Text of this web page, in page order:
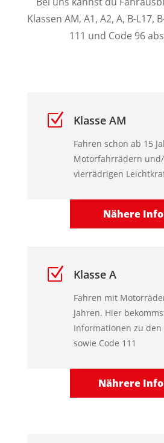
Klassen AM, A1, A2, A, B-L17,
111 und Code 96
Z Klasse AM
Fahren schon ab 15
Motorfahrrädern
vierrädrigen
Nähere
Z Klasse A
Fahren mit
Jahren. Hier
Informationen zu den
sowie Code 111
Nährere